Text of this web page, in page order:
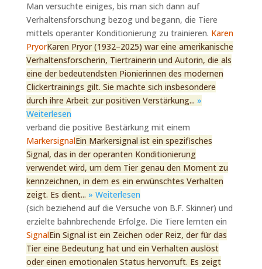
Man versuchte einiges, bis man sich dann auf
Verhaltensforschung bezog und begann, die Tiere
mittels operanter Konditionierung zu trainieren. Karen
PryorKaren Pryor (1932–2025) war eine amerikanische
Verhaltensforscherin, Tiertrainerin und Autorin, die als
eine der bedeutendsten Pionierinnen des modernen
Clickertrainings gilt. Sie machte sich insbesondere
durch ihre Arbeit zur positiven Verstärkung... »
Weiterlesen
verband die positive Bestärkung mit einem
MarkersignalEin Markersignal ist ein spezifisches
Signal, das in der operanten Konditionierung
verwendet wird, um dem Tier genau den Moment zu
kennzeichnen, in dem es ein erwünschtes Verhalten
zeigt. Es dient... » Weiterlesen
(sich beziehend auf die Versuche von B.F. Skinner) und
erzielte bahnbrechende Erfolge. Die Tiere lernten ein
SignalEin Signal ist ein Zeichen oder Reiz, der für das
Tier eine Bedeutung hat und ein Verhalten auslöst
oder einen emotionalen Status hervorruft. Es zeigt